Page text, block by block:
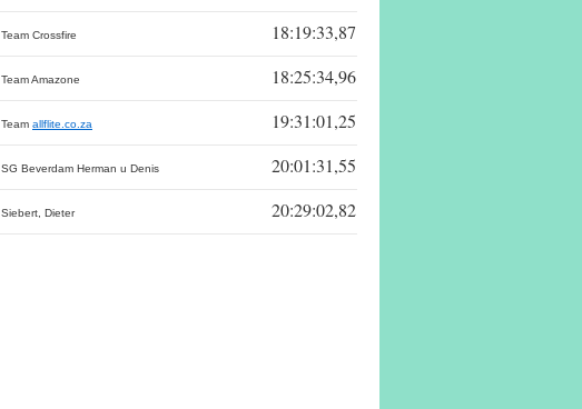
Team Crossfire
18:19:33,87
Team Amazone
18:25:34,96
Team allflite.co.za
19:31:01,25
SG Beverdam Herman u Denis
20:01:31,55
Siebert, Dieter 20:29:02,82